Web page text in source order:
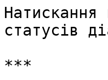
статусів
***